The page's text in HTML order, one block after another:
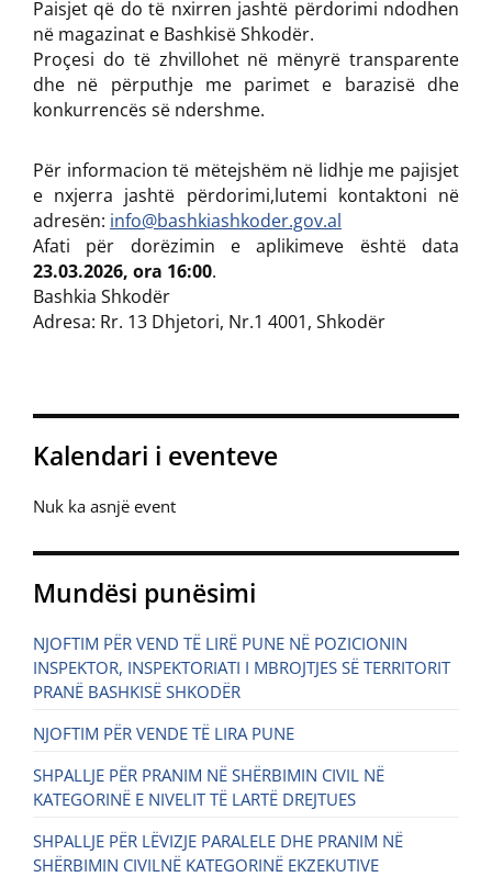
Paisjet që do të nxirren jashtë përdorimi ndodhen
në magazinat e Bashkisë Shkodër.
Proçesi do të zhvillohet në mënyrë transparente
dhe në përputhje me parimet e barazisë dhe
konkurrencës së ndershme.
Për informacion të mëtejshëm në lidhje me pajisjet
e nxjerra jashtë përdorimi,lutemi kontaktoni në
adresën: info@bashkiashkoder.gov.al
Afati për dorëzimin e aplikimeve është data
23.03.2026, ora 16:00.
Bashkia Shkodër
Adresa: Rr. 13 Dhjetori, Nr.1 4001, Shkodër
Kalendari i eventeve
Nuk ka asnjë event
Mundësi punësimi
NJOFTIM PËR VEND TË LIRË PUNE NË POZICIONIN
INSPEKTOR, INSPEKTORIATI I MBROJTJES SË TERRITORIT
PRANË BASHKISË SHKODËR
NJOFTIM PËR VENDE TË LIRA PUNE
SHPALLJE PËR PRANIM NË SHËRBIMIN CIVIL NË
KATEGORINË E NIVELIT TË LARTË DREJTUES
SHPALLJE PËR LËVIZJE PARALELE DHE PRANIM NË
SHËRBIMIN CIVILNË KATEGORINË EKZEKUTIVE